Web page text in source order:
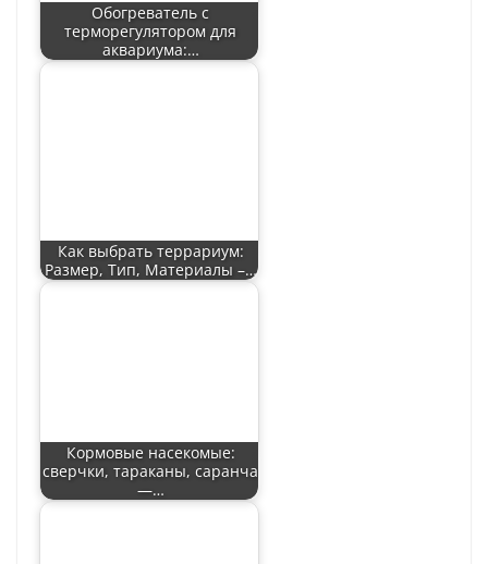
Обогреватель с
терморегулятором для
аквариума:…
Как выбрать террариум:
Размер, Тип, Материалы –…
Кормовые насекомые:
сверчки, тараканы, саранча
—…